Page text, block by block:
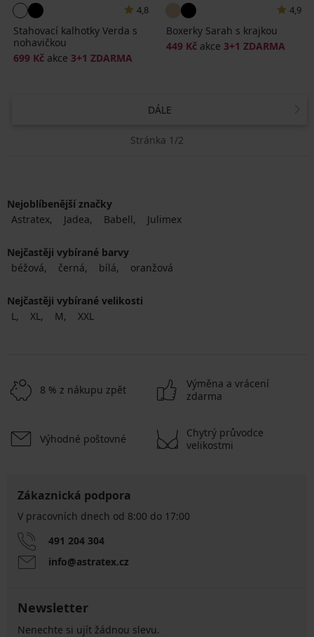
4,8
Stahovací kalhotky Verda s
nohavičkou
699 Kč akce 3+1 ZDARMA
4,9
Boxerky Sarah s krajkou
449 Kč akce 3+1 ZDARMA
DÁLE
Stránka 1/2
Nejoblíbenější značky
Astratex
Jadea Babell Julimex
Nejčastěji vybírané barvy
béžová
černá bílá oranžová
Nejčastěji vybírané velikosti
L
XL M XXL
8 % z nákupu zpět
Výměna a vrácení
zdarma
Výhodné poštovné
Chytrý průvodce
velikostmi
Zákaznická podpora
V pracovních dnech od 8:00 do 17:00
491 204 304
info@astratex.cz
Newsletter
Nenechte si ujít žádnou slevu.